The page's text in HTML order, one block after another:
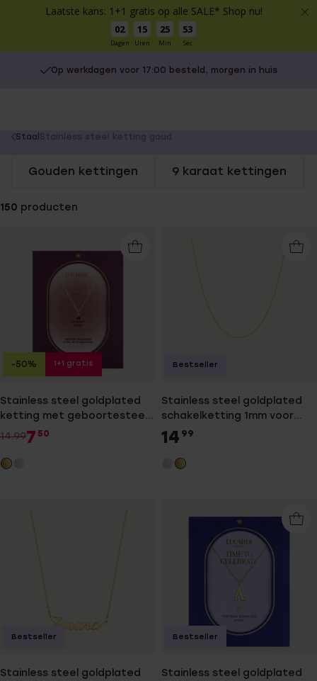
Laatste kans: 1+1 gratis op alle SALE* Shop nu!
02
Dagen
15
Uren
25
Min
52
Sec
Op werkdagen voor 17:00 besteld, morgen in huis
You
here:
Staal Stainless steel ketting goud
Gouden kettingen 9 karaat kettingen
150 producten
Stainless steel goldplated
ketting met geboortesteen
hanger
14.997 50
-50% 1+1 gratis
Stainless steel goldplated
schakelketting 1mm voor
dames
14 99
Bestseller
Stainless steel goldplated
Bestseller
Stainless steel goldplated
Bestseller